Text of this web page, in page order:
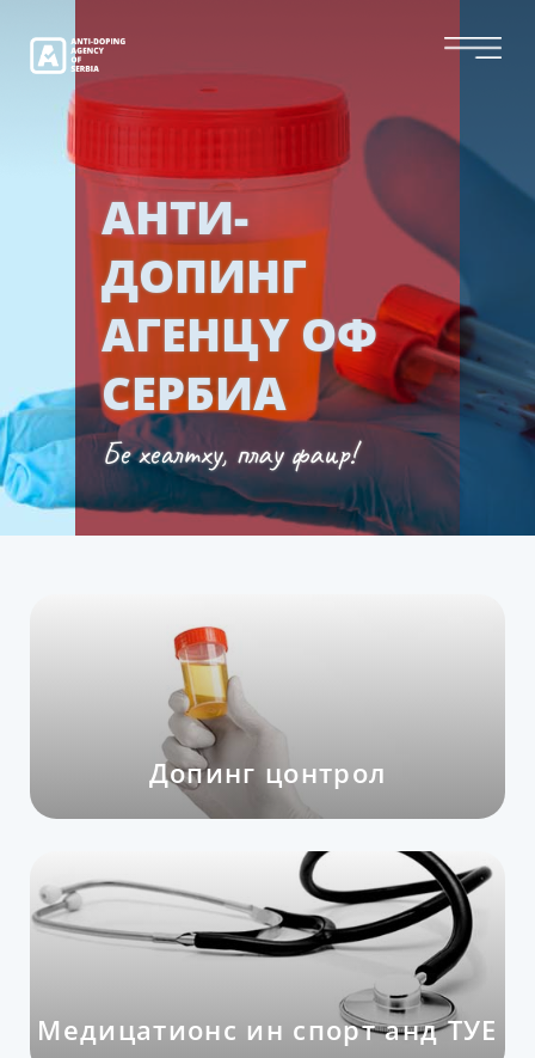
цонтент
АНТИ-
ДОПИНГ
АГЕНЦY ОФ
СЕРБИА
Бе хеалтхy, плаy фаир!
Допинг цонтрол
Медицатионс ин спорт анд ТУЕ